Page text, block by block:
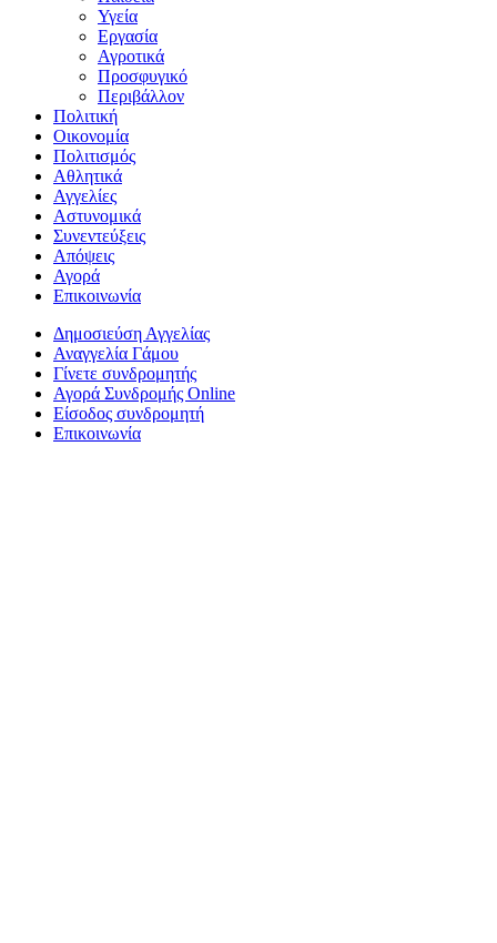
Υγεία
Εργασία
Αγροτικά
Προσφυγικό
Περιβάλλον
Πολιτική
Οικονομία
Πολιτισμός
Αθλητικά
Αγγελίες
Αστυνομικά
Συνεντεύξεις
Απόψεις
Αγορά
Επικοινωνία
Δημοσιεύση Αγγελίας
Αναγγελία Γάμου
Γίνετε συνδρομητής
Αγορά Συνδρομής Online
Είσοδος συνδρομητή
Επικοινωνία